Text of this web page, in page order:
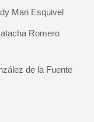
Mari Esquivel
Romero
de la Fuente